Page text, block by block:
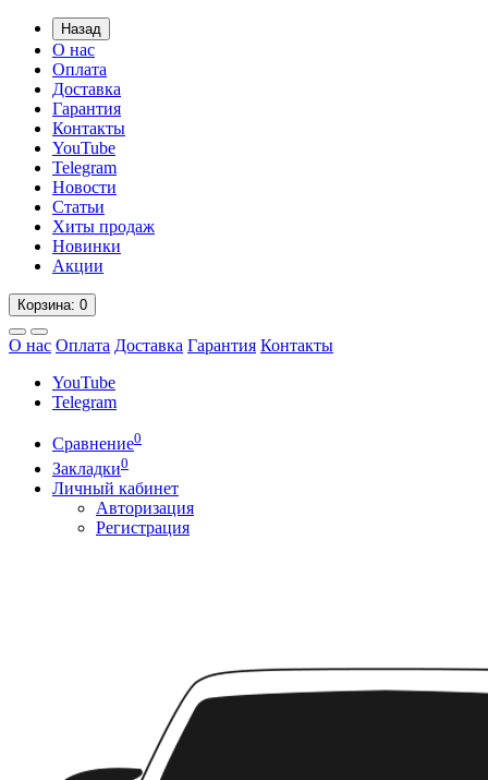
Назад
О нас
Оплата
Доставка
Гарантия
Контакты
YouTube
Telegram
Новости
Статьи
Хиты продаж
Новинки
Акции
Корзина: 0
О нас Оплата Доставка Гарантия Контакты
YouTube
Telegram
Сравнение0
Закладки0
Личный кабинет
Авторизация
Регистрация